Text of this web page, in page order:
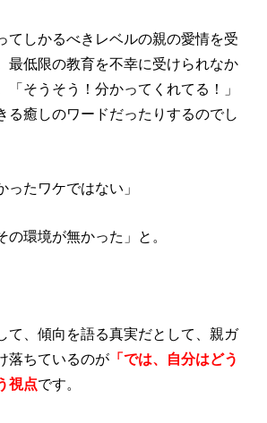
てしかるべきレベルの親の愛情を受
最低限の教育を不幸に受けられなか
「そうそう！分かってくれてる！」
る癒しのワードだったりするのでし
ったワケではない」
の環境が無かった」と。
て、傾向を語る真実だとして、親ガ
落ちているのが 「では、自分はどう
視点です。